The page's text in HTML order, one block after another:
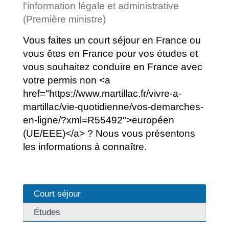
l'information légale et administrative
(Première ministre)
Vous faites un court séjour en France ou
vous êtes en France pour vos études et
vous souhaitez conduire en France avec
votre permis non <a
href="https://www.martillac.fr/vivre-a-
martillac/vie-quotidienne/vos-demarches-
en-ligne/?xml=R55492">européen
(UE/EEE)</a> ? Nous vous présentons
les informations à connaître.
Court séjour
Études